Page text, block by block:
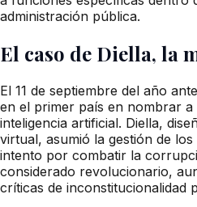
administración pública.
El caso de Diella, la
El 11 de septiembre del año
en el primer país en nombrar
inteligencia artificial. Diella,
virtual, asumió la gestión de
intento por combatir la
considerado revolucionario,
críticas de inconstitucionalidad